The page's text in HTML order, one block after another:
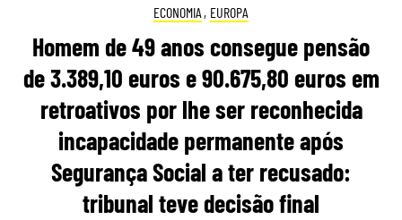
ECONOMIA , EUROPA
Homem de 49 anos consegue pensão
de 3.389,10 euros e 90.675,80 euros em
retroativos por lhe ser reconhecida
incapacidade permanente após
Segurança Social a ter recusado:
tribunal teve decisão final